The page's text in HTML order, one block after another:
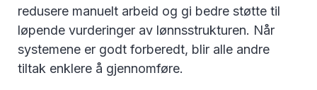
redusere manuelt arbeid og gi bedre støtte til
løpende vurderinger av lønnsstrukturen. Når
systemene er godt forberedt, blir alle andre
tiltak enklere å gjennomføre.